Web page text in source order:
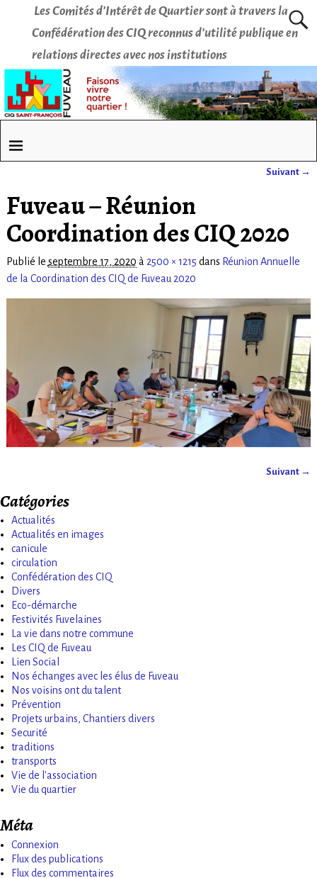
Les Comités d’Intérêt de Quartier sont à travers la
Confédération des CIQ reconnus d’utilité publique en
relations directes avec nos institutions
Suivant →
Fuveau – Réunion
Coordination des CIQ 2020
Publié le septembre 17, 2020 à 2500 × 1215 dans Réunion Annuelle
de la Coordination des CIQ de Fuveau 2020
Suivant →
Catégories
Actualités
Actualités en images
canicule
circulation
Confédération des CIQ
Divers
Eco-démarche
Festivités Fuvelaines
La vie dans notre commune
Les CIQ de Fuveau
Lien Social
Nos échanges avec les élus de Fuveau
Nos voisins ont du talent
Prévention
Projets urbains, Chantiers divers
Securité
traditions
transports
Vie de l'association
Vie du quartier
Méta
Connexion
Flux des publications
Flux des commentaires